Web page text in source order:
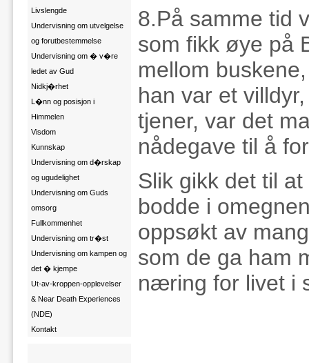
Livslengde
Undervisning om utvelgelse
og forutbestemmelse
Undervisning om � v�re
ledet av Gud
Nidkj�rhet
L�nn og posisjon i
Himmelen
Visdom
Kunnskap
Undervisning om d�rskap
og ugudelighet
Undervisning om Guds
omsorg
Fullkommenhet
Undervisning om tr�st
Undervisning om kampen og
det � kjempe
Ut-av-kroppen-opplevelser
& Near Death Experiences
(NDE)
Kontakt
8.På samme tid
som fikk øye på
mellom
han var et
tjener, var det
nådegave til å
Slik gikk det til
bodde i
oppsøkt av
som de ga ham
næring for livet i